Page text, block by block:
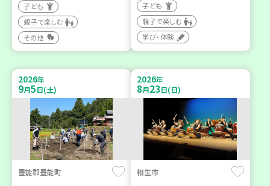
子ども
親子で楽しむ
その他
子ども
親子で楽しむ
学び・体験
2026年
9月5日(土)
豊能郡豊能町
2026年
8月23日(日)
相生市